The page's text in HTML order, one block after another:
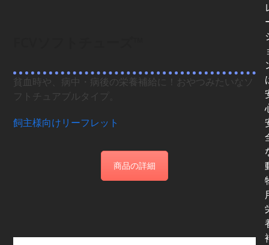
貧血時や、病中・病後の栄養補給に！おやつみたいなソ
フトチュアブルタイプ。
飼主様向けリーフレット
商品の詳細